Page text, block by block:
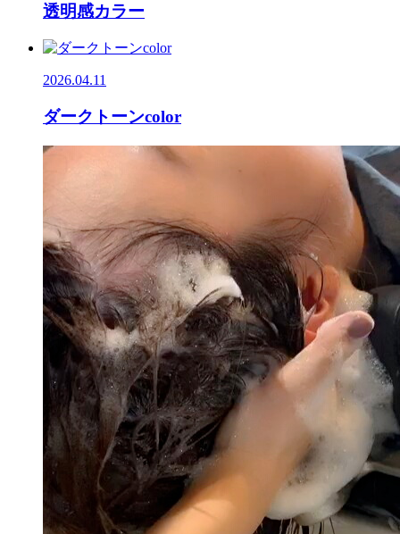
透明感カラー
2026.04.11
ダークトーンcolor